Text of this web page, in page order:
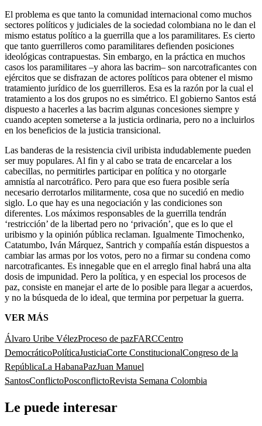
El problema es que tanto la comunidad internacional como muchos
sectores políticos y judiciales de la sociedad colombiana no le dan el
mismo estatus político a la guerrilla que a los paramilitares. Es cierto
que tanto guerrilleros como paramilitares defienden posiciones
ideológicas contrapuestas. Sin embargo, en la práctica en muchos
casos los paramilitares –y ahora las bacrim– son narcotraficantes con
ejércitos que se disfrazan de actores políticos para obtener el mismo
tratamiento jurídico de los guerrilleros. Esa es la razón por la cual el
tratamiento a los dos grupos no es simétrico. El gobierno Santos está
dispuesto a hacerles a las bacrim algunas concesiones siempre y
cuando acepten someterse a la justicia ordinaria, pero no a incluirlos
en los beneficios de la justicia transicional.
Las banderas de la resistencia civil uribista indudablemente pueden
ser muy populares. Al fin y al cabo se trata de encarcelar a los
cabecillas, no permitirles participar en política y no otorgarle
amnistía al narcotráfico. Pero para que eso fuera posible sería
necesario derrotarlos militarmente, cosa que no sucedió en medio
siglo. Lo que hay es una negociación y las condiciones son
diferentes. Los máximos responsables de la guerrilla tendrán
‘restricción’ de la libertad pero no ‘privación’, que es lo que el
uribismo y la opinión pública reclaman. Igualmente Timochenko,
Catatumbo, Iván Márquez, Santrich y compañía están dispuestos a
cambiar las armas por los votos, pero no a firmar su condena como
narcotraficantes. Es innegable que en el arreglo final habrá una alta
dosis de impunidad. Pero la política, y en especial los procesos de
paz, consiste en manejar el arte de lo posible para llegar a acuerdos,
y no la búsqueda de lo ideal, que termina por perpetuar la guerra.
VER MÁS
Álvaro Uribe VélezProceso de pazFARCCentro
DemocráticoPolíticaJusticiaCorte ConstitucionalCongreso de la
RepúblicaLa HabanaPazJuan Manuel
SantosConflictoPosconflictoRevista Semana Colombia
Le puede interesar